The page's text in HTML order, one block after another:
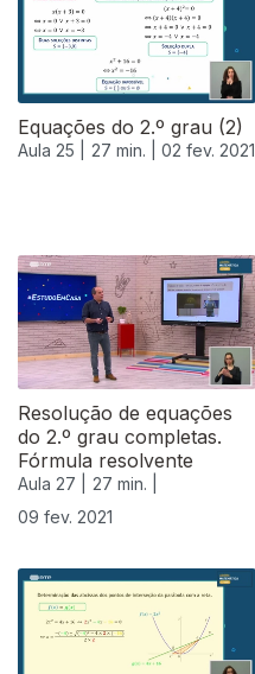
Equações do 2.º grau (2)
Aula 25 | 27 min. | 02 fev. 2021
Resolução de equações
do 2.º grau completas.
Fórmula resolvente
Aula 27 |
27 min. |
09 fev. 2021